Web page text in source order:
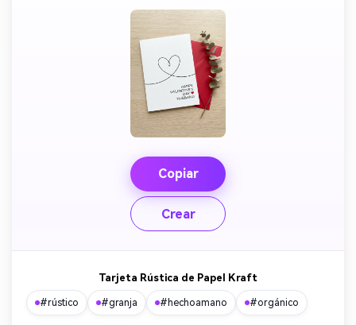
Copiar
Crear
Tarjeta Rústica de Papel Kraft
#rústico #granja #hechoamano #orgánico